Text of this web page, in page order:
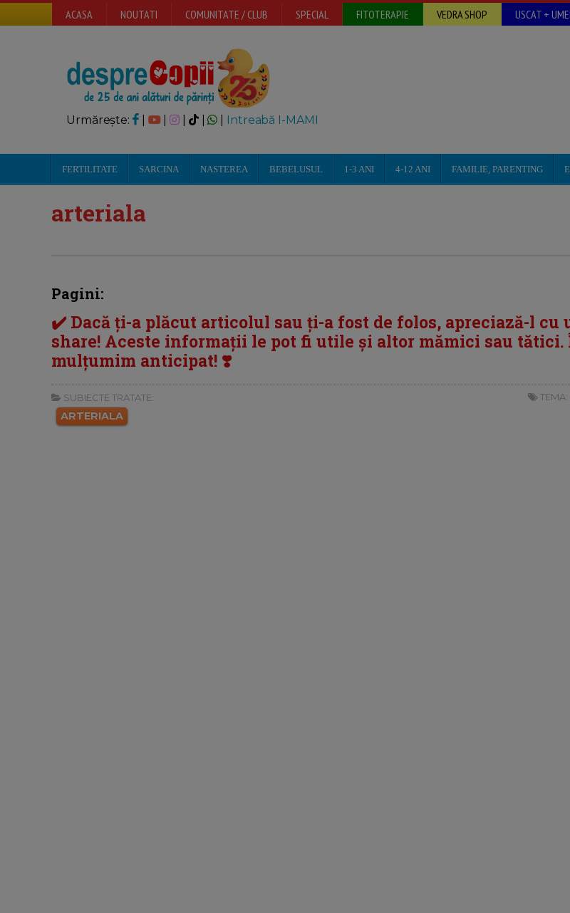
ACASA NOUTATI COMUNITATE / CLUB SPECIAL FITOTERAPIE VEDRA SHOP USCAT +
Urmărește: | | Intreabă I-MAMI
FERTILITATE SARCINA NASTEREA BEBELUSUL 1-3 ANI 4-12 ANI FAMILIE, PARENTING
arteriala
Pagini:
✔️ Dacă ți-a plăcut articolul sau ți-a fost de folos, apreciază-l cu
share! Aceste informații le pot fi utile și altor mămici sau tătici.
mulțumim anticipat! ❣️
SUBIECTE TRATATE:
ARTERIALA
TEMA: